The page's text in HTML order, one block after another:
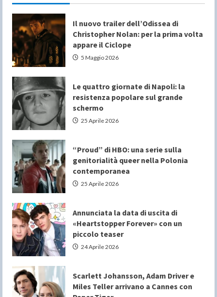
Il nuovo trailer dell’Odissea di
Christopher Nolan: per la prima volta
appare il Ciclope
5 Maggio 2026
Le quattro giornate di Napoli: la
resistenza popolare sul grande
schermo
25 Aprile 2026
“Proud” di HBO: una serie sulla
genitorialità queer nella Polonia
contemporanea
25 Aprile 2026
Annunciata la data di uscita di
«Heartstopper Forever» con un
piccolo teaser
24 Aprile 2026
Scarlett Johansson, Adam Driver e
Miles Teller arrivano a Cannes con